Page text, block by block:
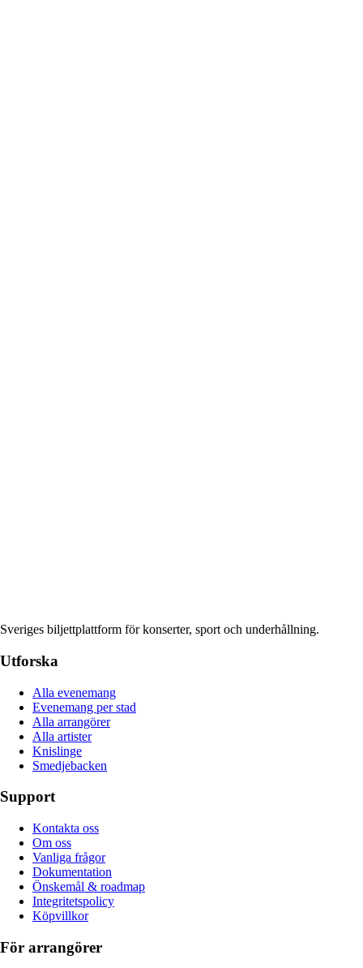
Sveriges biljettplattform för konserter, sport och underhållning.
Utforska
Alla evenemang
Evenemang per stad
Alla arrangörer
Alla artister
Knislinge
Smedjebacken
Support
Kontakta oss
Om oss
Vanliga frågor
Dokumentation
Önskemål & roadmap
Integritetspolicy
Köpvillkor
För arrangörer